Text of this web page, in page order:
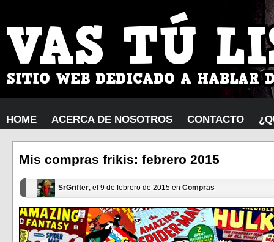
HOME ACERCA DE NOSOTROS CONTACTO
Mis compras frikis: febrero 2015
SrGrifter, el 9 de febrero de 2015 en Compras